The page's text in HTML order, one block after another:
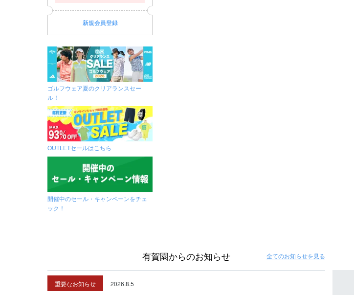
新規会員登録
ゴルフウェア夏のクリアランスセー
ル！
OUTLETセールはこちら
開催中のセール・キャンペーンをチェ
ック！
有賀園からのお知らせ 全てのお知らせを見る
重要なお知らせ 2026.8.5